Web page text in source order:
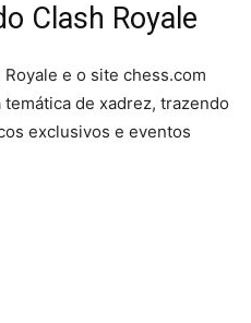
Clash Royale
e o site chess.com
de xadrez, trazendo
exclusivos e eventos